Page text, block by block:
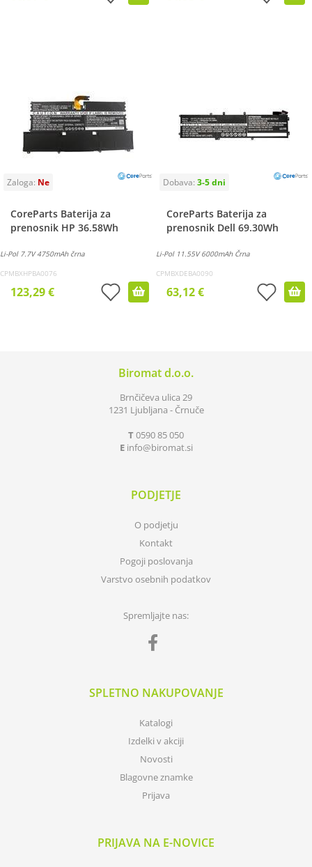
CoreParts Baterija za
prenosnik HP 36.58Wh
Li-Pol 7.7V 4750mAh črna
CPMBXHPBA0076
123,29 €
CoreParts Baterija za
prenosnik Dell 69.30Wh
Li-Pol 11.55V 6000mAh Črna
CPMBXDEBA0090
63,12 €
Biromat d.o.o.
Brnčičeva ulica 29
1231 Ljubljana - Črnuče
T0590 85 050
E info biromat.si
PODJETJE
O podjetju
Kontakt
Pogoji poslovanja
Varstvo osebnih podatkov
Spremljajte nas:
SPLETNO NAKUPOVANJE
Katalogi
Izdelki v akciji
Novosti
Blagovne znamke
Prijava
PRIJAVA NA E-NOVICE